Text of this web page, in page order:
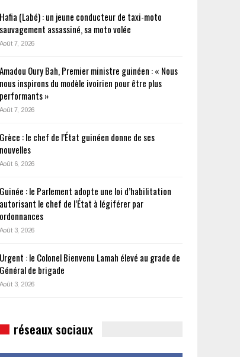
Hafia (Labé) : un jeune conducteur de taxi-moto
sauvagement assassiné, sa moto volée
Août 7, 2026
Amadou Oury Bah, Premier ministre guinéen : « Nous
nous inspirons du modèle ivoirien pour être plus
performants »
Août 7, 2026
Grèce : le chef de l’État guinéen donne de ses
nouvelles
Août 6, 2026
Guinée : le Parlement adopte une loi d’habilitation
autorisant le chef de l’État à légiférer par
ordonnances
Août 3, 2026
Urgent : le Colonel Bienvenu Lamah élevé au grade de
Général de brigade
Août 3, 2026
réseaux sociaux